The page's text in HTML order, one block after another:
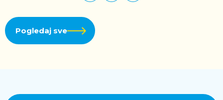
Pogledaj sve